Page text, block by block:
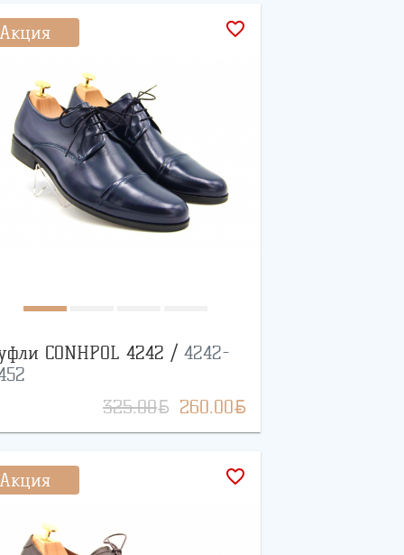
Акция favorite_border
CONHPOL 4242 / 4242-
325.00BYN 260.00BYN
Акция favorite_border